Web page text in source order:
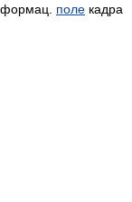
поле кадра